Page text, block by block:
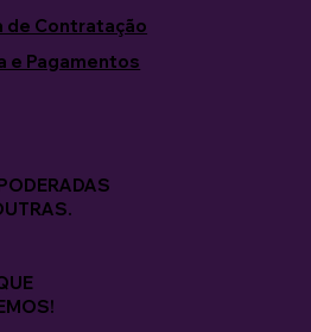
de Contratação
e Pagamentos